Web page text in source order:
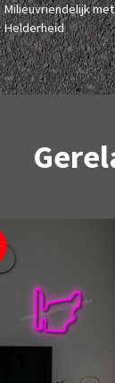
Milieuvriendelijk
Helderheid